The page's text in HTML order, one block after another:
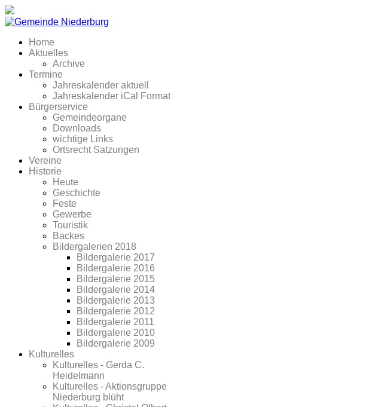
Home
Aktuelles
Archive
Termine
Jahreskalender aktuell
Jahreskalender iCal Format
Bürgerservice
Gemeindeorgane
Downloads
wichtige Links
Ortsrecht Satzungen
Vereine
Historie
Heute
Geschichte
Feste
Gewerbe
Touristik
Backes
Bildergalerien 2018
Bildergalerie 2017
Bildergalerie 2016
Bildergalerie 2015
Bildergalerie 2014
Bildergalerie 2013
Bildergalerie 2012
Bildergalerie 2011
Bildergalerie 2010
Bildergalerie 2009
Kulturelles
Kulturelles - Gerda C.
Heidelmann
Kulturelles - Aktionsgruppe
Niederburg blüht